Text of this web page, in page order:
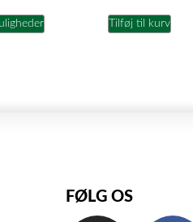
Tilføj til kurv
FØLG OS